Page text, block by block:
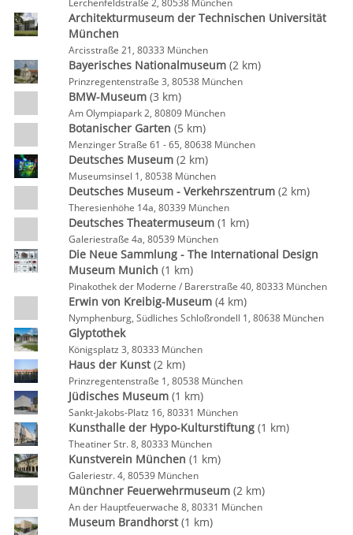
Architekturmuseum der Technischen Universität
München
Arcisstraße 21, 80333 München
Bayerisches Nationalmuseum(2 km)
Prinzregentenstraße 3, 80538 München
BMW-Museum(3 km)
Am Olympiapark 2, 80809 München
Botanischer Garten (5 km)
Menzinger Straße 61 - 65, 80638 München
Deutsches Museum(2 km)
Museumsinsel 1, 80538 München
Deutsches Museum - Verkehrszentrum(2 km)
Theresienhöhe 14a, 80339 München
Deutsches Theatermuseum(1 km)
Galeriestraße 4a, 80539 München
Die Neue Sammlung - The International Design
Museum Munich (1 km)
Pinakothek der Moderne / Barerstraße 40, 80333 München
Erwin von Kreibig-Museum(4 km)
Nymphenburg, Südliches Schloßrondell 1, 80638 München
Glyptothek
Königsplatz 3, 80333 München
Haus der Kunst(2 km)
Prinzregentenstraße 1, 80538 München
Jüdisches Museum(1 km)
Sankt-Jakobs-Platz 16, 80331 München
Kunsthalle der Hypo-Kulturstiftung(1 km)
Theatiner Str. 8, 80333 München
Kunstverein München (1 km)
Galeriestr. 4, 80539 München
Münchner Feuerwehrmuseum(2 km)
An der Hauptfeuerwache 8, 80331 München
Museum Brandhorst(1 km)